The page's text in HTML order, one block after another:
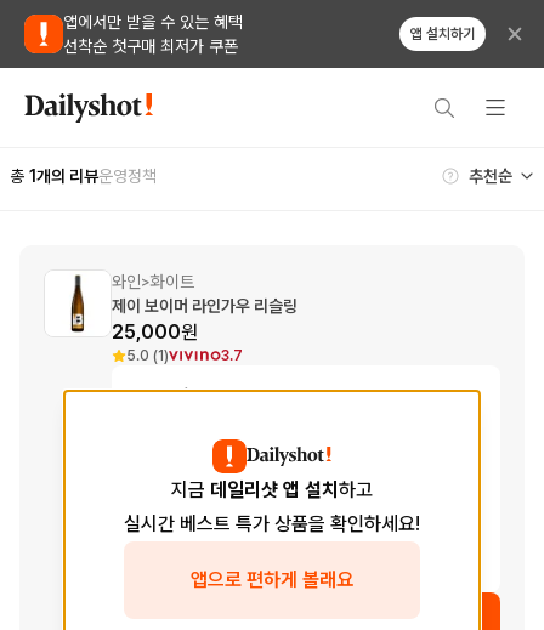
앱에서만 받을 수 있는 혜택
선착순 첫구매 최저가 쿠폰
앱 설치하기
총 1개의 리뷰운영정책
와인>화이트
제이 보이머 라인가우 리슬링
25,000원
5.0 (1) 3.7
Tasting Notes
Taste 청포도, 미네랄리티, 과일
Finish 사과, 청포도, 산뜻한
상품 보러가기
지금 데일리샷 앱 설치 하고
실시간 베스트 특가 상품을 확인하세요!
앱으로 편하게 볼래요